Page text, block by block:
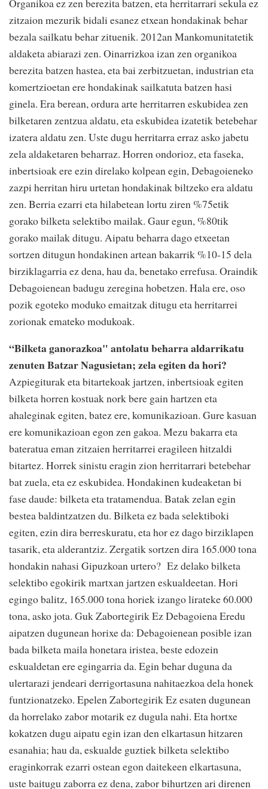
zitzaion mezurik bidali esanez etxean hondakinak behar
bezala sailkatu behar zituenik. 2012an Mankomunitatetik
aldaketa abiarazi zen. Oinarrizkoa izan zen organikoa
berezita batzen hastea, eta bai zerbitzuetan, industrian eta
komertzioetan ere hondakinak sailkatuta batzen hasi
ginela. Era berean, ordura arte herritarren eskubidea zen
bilketaren zentzua aldatu, eta eskubidea izatetik betebehar
izatera aldatu zen. Uste dugu herritarra erraz asko jabetu
zela aldaketaren beharraz. Horren ondorioz, eta faseka,
inbertsioak ere ezin direlako kolpean egin, Debagoieneko
zazpi herritan hiru urtetan hondakinak biltzeko era aldatu
zen. Berria ezarri eta hilabetean lortu ziren %75etik
gorako bilketa selektibo mailak. Gaur egun, %80tik
gorako mailak ditugu. Aipatu beharra dago etxeetan
sortzen ditugun hondakinen artean bakarrik %10-15 dela
birziklagarria ez dena, hau da, benetako errefusa. Oraindik
Debagoienean badugu zeregina hobetzen. Hala ere, oso
pozik egoteko moduko emaitzak ditugu eta herritarrei
zorionak emateko modukoak.
“Bilketa ganorazkoa" antolatu beharra aldarrikatu
zenuten Batzar Nagusietan; zela egiten da hori?
Azpiegiturak eta bitartekoak jartzen, inbertsioak egiten
bilketa horren kostuak nork bere gain hartzen eta
ahaleginak egiten, batez ere, komunikazioan. Gure kasuan
ere komunikazioan egon zen gakoa. Mezu bakarra eta
bateratua eman zitzaien herritarrei eragileen hitzaldi
bitartez. Horrek sinistu eragin zion herritarrari betebehar
bat zuela, eta ez eskubidea. Hondakinen kudeaketan bi
fase daude: bilketa eta tratamendua. Batak zelan egin
bestea baldintzatzen du. Bilketa ez bada selektiboki
egiten, ezin dira berreskuratu, eta hor ez dago birziklapen
tasarik, eta alderantziz. Zergatik sortzen dira 165.000 tona
hondakin nahasi Gipuzkoan urtero? Ez delako bilketa
selektibo egokirik martxan jartzen eskualdeetan. Hori
egingo balitz, 165.000 tona horiek izango lirateke 60.000
tona, asko jota. Guk Zabortegirik Ez Debagoiena Eredu
aipatzen dugunean horixe da: Debagoienean posible izan
bada bilketa maila honetara iristea, beste edozein
eskualdetan ere egingarria da. Egin behar duguna da
ulertarazi jendeari derrigortasuna nahitaezkoa dela honek
funtzionatzeko. Epelen Zabortegirik Ez esaten dugunean
da horrelako zabor motarik ez dugula nahi. Eta hortxe
kokatzen dugu aipatu egin izan den elkartasun hitzaren
esanahia; hau da, eskualde guztiek bilketa selektibo
eraginkorrak ezarri ostean egon daitekeen elkartasuna,
uste baitugu zaborra ez dena, zabor bihurtzen ari direnen